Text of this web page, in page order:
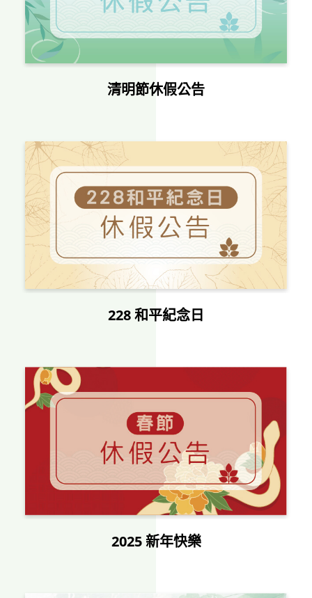
清明節休假公告
228 和平紀念日
2025 新年快樂
EN